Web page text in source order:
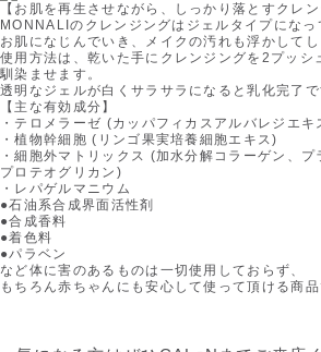
【お肌を再生させながら、しっかり落とすクレ
MONNALIのクレンジングはジェルタイプにな
お肌になじんでいき、メイクの汚れも浮かして
使用方法は、乾いた手にクレンジングを2プッシ
馴染ませます。
透明なジェルが白くサラサラになると乳化完了で
【主な有効成分】
・テロメラーゼ (カッパフィカスアルバレジエキ
・植物幹細胞 (リンゴ果実培養細胞エキス)
・細胞外マトリックス (加水分解コラーゲン、
プロテオグリカン)
・レパゲルマニウム
●石油系合成界面活性剤
●合成香料
●着色料
●パラベン
など体に害のあるものは一切使用しておらず、
もちろん赤ちゃんにも安心して使って頂ける商